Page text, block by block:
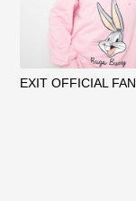
EXIT OFFICIAL